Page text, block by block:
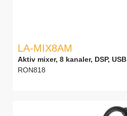
LA-MIX8AM
Aktiv mixer, 8 kanaler, DSP, USB
RON818